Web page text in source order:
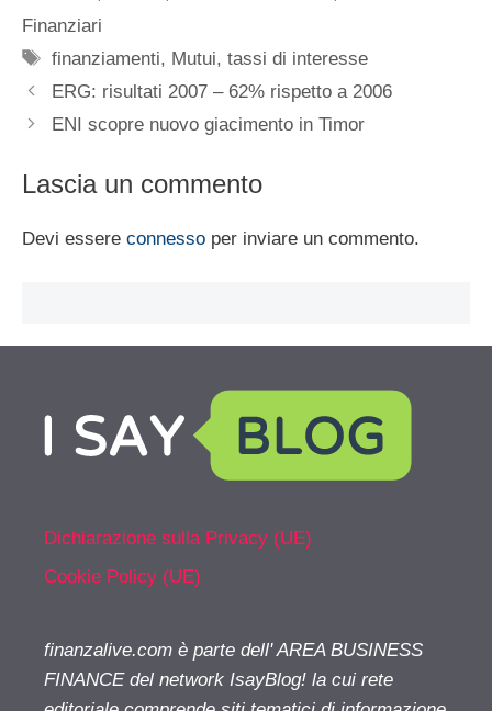
Finanziari
Tag
finanziamenti, Mutui,tassi di interesse
ERG: risultati 2007 – 62% rispetto a 2006
ENI scopre nuovo giacimento in Timor
Lascia un commento
Devi essere connesso per inviare un commento.
Dichiarazione sulla Privacy (UE)
Cookie Policy (UE)
finanzalive.com è parte dell' AREA BUSINESS
FINANCE del network IsayBlog! la cui rete